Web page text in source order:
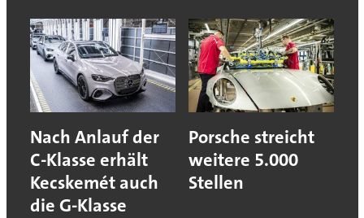
Nach Anlauf der
C-Klasse erhält
Kecskemét auch
die G-Klasse
Porsche streicht
weitere 5.000
Stellen